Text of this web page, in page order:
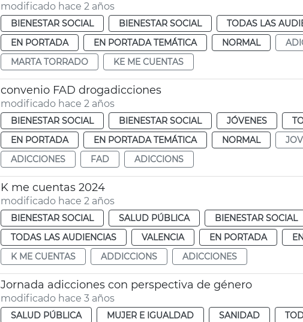
modificado hace 2 años
BIENESTAR SOCIAL BIENESTAR SOCIAL TODAS LAS
EN PORTADA
EN PORTADA TEMÁTICA NORMAL
MARTA TORRADO
KE ME CUENTAS
convenio FAD drogadicciones
modificado hace 2 años
BIENESTAR SOCIAL BIENESTAR SOCIAL JÓVENES
EN PORTADA
EN PORTADA TEMÁTICA NORMAL
ADICCIONES
FAD ADICCIONS
K me cuentas 2024
modificado hace 2 años
BIENESTAR SOCIAL SALUD PÚBLICA BIENESTAR SOCIAL
TODAS LAS AUDIENCIAS
VALENCIA EN PORTADA
K ME CUENTAS
ADDICCIONS ADICCIONES
Jornada adicciones con perspectiva de género
modificado hace 3 años
SALUD PÚBLICA MUJER E IGUALDAD SANIDAD